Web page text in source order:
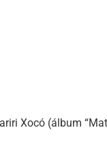
Xocó (álbum